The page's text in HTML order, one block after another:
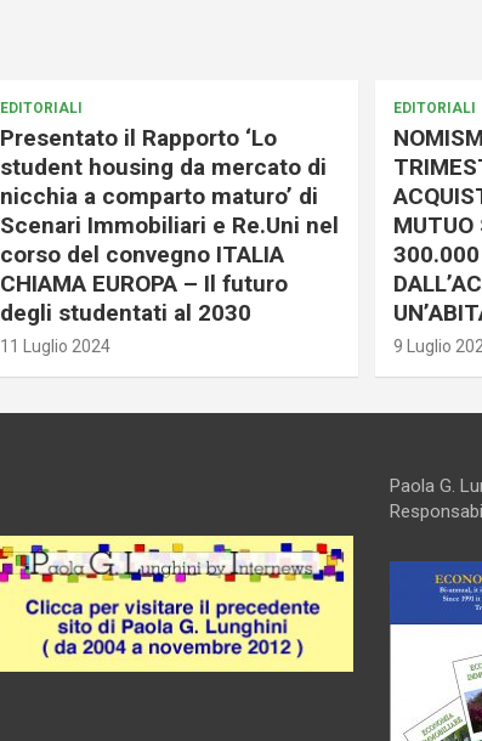
EDITORIALI
Presentato il Rapporto ‘Lo
student housing da mercato di
nicchia a comparto maturo’ di
Scenari Immobiliari e Re.Uni nel
corso del convegno ITALIA
CHIAMA EUROPA – Il futuro
degli studentati al 2030
11 Luglio 2024
EDITORIALI
MUTUO
300.000
9 Luglio
Paola G.